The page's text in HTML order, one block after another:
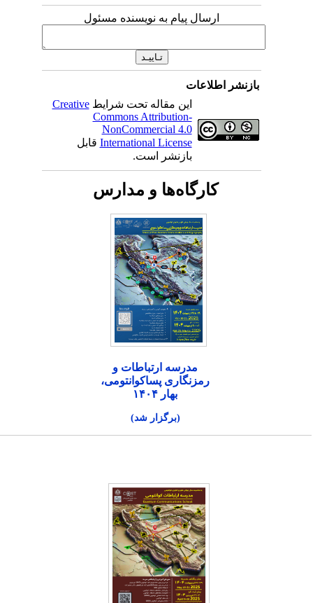
ارسال پیام به نویسنده مسئول
بازنشر اطلاعات
این مقاله تحت شرایطCreative
Commons Attribution-
NonCommercial 4.0
International Licenseقابل
بازنشر است.
کارگاه‌ها و مدارس
مدرسه ارتباطات و
رمزنگاری پساکوانتومی،
بهار ۱۴۰۴
(برگزار شد)